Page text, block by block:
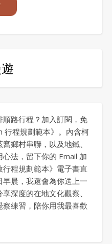
路行程？加入訂閱，免
行程規劃範本》。內含柯
鄉村串聯，以及地鐵、
法，留下你的 Email 加
程規劃範本》電子書直
晨，我還會為你送上一
深度的在地文化觀察、
練習，陪你用我最喜歡